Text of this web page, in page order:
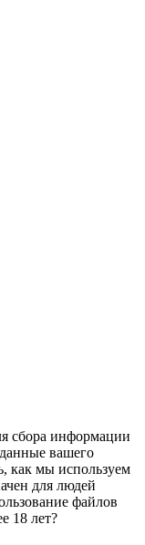
сбора информации
вашего
как мы используем
для людей
файлов
18 лет?